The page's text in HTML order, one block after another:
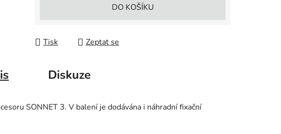
DO KOŠÍKU
Tisk Zeptat se
Diskuze
SONNET 3. V balení je dodávána i náhradní fixační